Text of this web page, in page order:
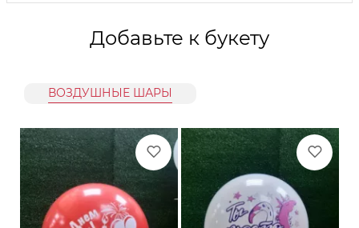
Добавьте к букету
ВОЗДУШНЫЕ ШАРЫ